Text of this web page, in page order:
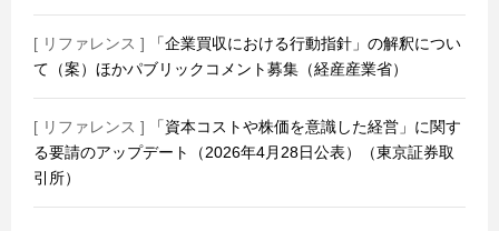
[ リファレンス ] 「企業買収における行動指針」の解釈につい
て（案）ほかパブリックコメント募集（経産産業省）
[ リファレンス ] 「資本コストや株価を意識した経営」に関す
る要請のアップデート（2026年4月28日公表）（東京証券取
引所）